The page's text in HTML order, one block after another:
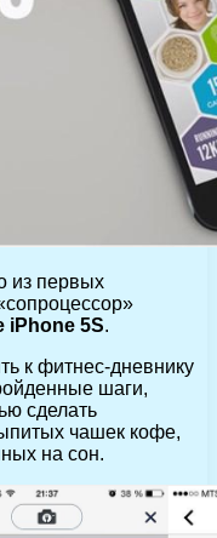
из первых
5S.
к фитнес-дневнику
шаги,
сделать
чашек кофе,
на сон.